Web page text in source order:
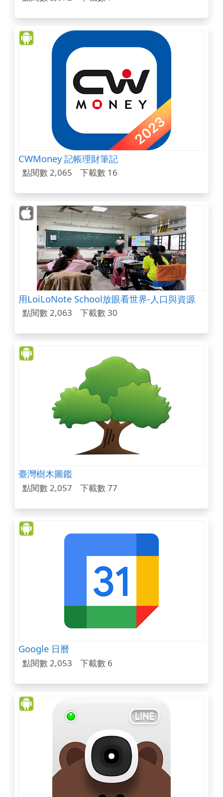
CWMoney 記帳理財筆記
點閱數 2,065 下載數 16
用LoiLoNote School放眼看世界-人口與資源
點閱數 2,063 下載數 30
臺灣樹木圖鑑
點閱數 2,057 下載數 77
Google 日曆
點閱數 2,053 下載數 6